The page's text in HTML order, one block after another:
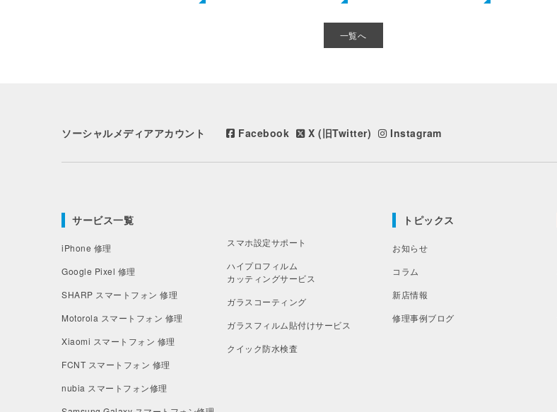
一覧へ
ソーシャルメディアアカウント Facebook X (旧Twitter) Instagram
サービス一覧
iPhone 修理
Google Pixel 修理
SHARP スマートフォン 修理
Motorola スマートフォン 修理
Xiaomi スマートフォン 修理
FCNT スマートフォン 修理
nubia スマートフォン修理
スマホ設定サポート
ハイプロフィルム
カッティングサービス
ガラスコーティング
ガラスフィルム貼付けサービス
クイック防水検査
トピックス
お知らせ
コラム
新店情報
修理事例ブログ